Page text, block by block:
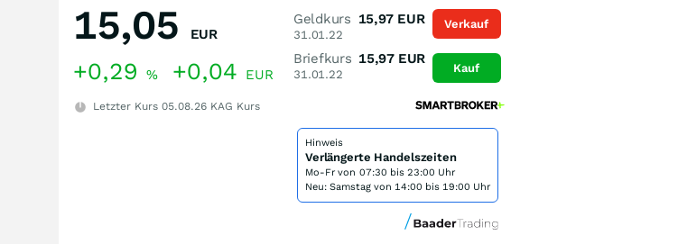
15,05 EUR
+0,29 % +0,04 EUR
Letzter Kurs 05.08.26 KAG Kurs
Geldkurs
31.01.22
15,97 EUR
Briefkurs
31.01.22
15,97 EUR
Verkauf
Kauf
Hinweis
Verlängerte Handelszeiten
Mo-Fr von 07:30 bis 23:00 Uhr
Neu: Samstag von 14:00 bis 19:00 Uhr